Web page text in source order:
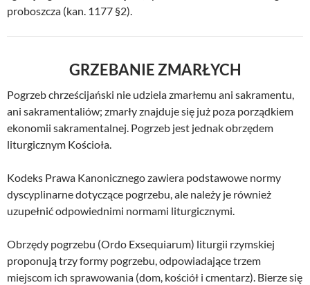
proboszcza (kan. 1177 §2).
GRZEBANIE ZMARŁYCH
Pogrzeb chrześcijański nie udziela zmarłemu ani sakramentu,
ani sakramentaliów; zmarły znajduje się już poza porządkiem
ekonomii sakramentalnej. Pogrzeb jest jednak obrzędem
liturgicznym Kościoła.
Kodeks Prawa Kanonicznego zawiera podstawowe normy
dyscyplinarne dotyczące pogrzebu, ale należy je również
uzupełnić odpowiednimi normami liturgicznymi.
Obrzędy pogrzebu (Ordo Exsequiarum) liturgii rzymskiej
proponują trzy formy pogrzebu, odpowiadające trzem
miejscom ich sprawowania (dom, kościół i cmentarz). Bierze się